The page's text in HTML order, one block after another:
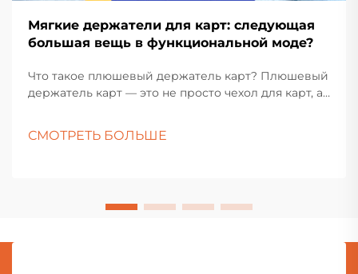
Мягкие держатели для карт: следующая
большая вещь в функциональной моде?
Что такое плюшевый держатель карт? Плюшевый
держатель карт — это не просто чехол для карт, а
повседневную жизнь. Изготовленный из мягких
СМОТРЕТЬ БОЛЬШЕ